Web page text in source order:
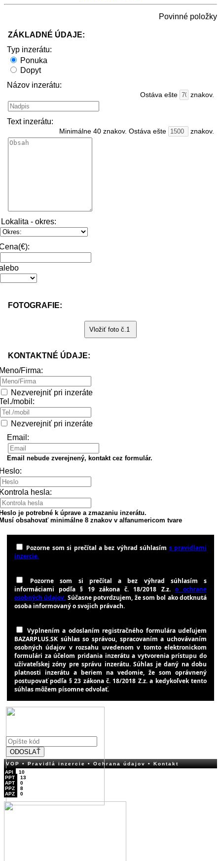
Povinné položky
ZÁKLADNÉ ÚDAJE:
Typ inzerátu:
Ponuka
Dopyt
Názov inzerátu:
Ostáva ešte znakov.
Text inzerátu:
Minimálne 40 znakov. Ostáva ešte znakov.
Lokalita - okres:
FOTOGRAFIE:
KONTAKTNÉ ÚDAJE:
Firma:
Nezverejniť pri inzeráte
mobil:
Nezverejniť pri inzeráte
Email:
Email nebude zverejnený, kontakt cez formulár.
hesla:
je potrebné k úprave a zmazaniu inzerátu.
obsahovať minimálne 8 znakov v alfanumericom tvare
Pozorne som si prečítal a bez výhrad súhlasím s pravidlami
inzercie.
Pozorne som si prečítal a bez výhrad súhlasím s
informáciami podľa § 19 zákona č. 18/2018 Z.z. o ochrane
osobných údajov. Súčasne potvrdzujem, že som bol ako dotknutá
osoba informovaný o svojich právach.
Vyplnením a odoslaním registračného formulára udeľujem
BAZARPLUS.SK súhlas so správou, spracovaním a uchovávaním
osobných údajov v rozsahu uvedenom v tomto elektronickom
formulári za účelom pridania inzerátu a vytvorenia prístupu do
užívateľskej zóny pre správu inzerátu. Súhlas je daný na dobu
platnosti inzerátu a beriem na vedomie, že som oprávnený
postupovať podľa § 23 zákona č. 18/2018 Z.z. a kedykoľvek tento
súhlas môžem písomne odvolať.
ODOSLAŤ
VOP• Pravidlá inzercie• Ochrana údajov• Kontakt
API
10
PPT
13
APT
0
PPZ
8
APZ
0